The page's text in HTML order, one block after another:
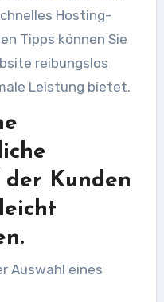
Hosting-
Tipps können Sie
reibungslos
Leistung bietet.
Kunden
Auswahl eines